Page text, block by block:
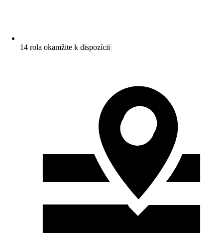
14 rola okamžite k dispozícii